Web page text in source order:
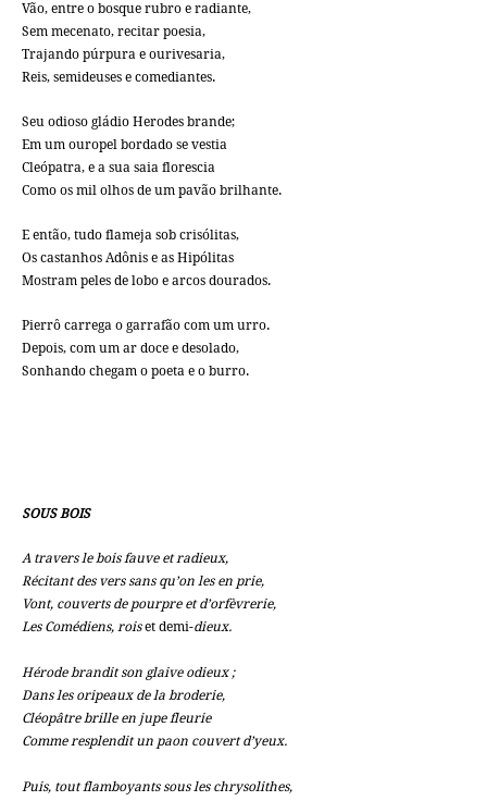
Vão, entre o bosque rubro e radiante,
Sem mecenato, recitar poesia,
Trajando púrpura e ourivesaria,
Reis, semideuses e comediantes.
Seu odioso gládio Herodes brande;
Em um ouropel bordado se vestia
Cleópatra, e a sua saia florescia
Como os mil olhos de um pavão brilhante.
E então, tudo flameja sob crisólitas,
Os castanhos Adônis e as Hipólitas
Mostram peles de lobo e arcos dourados.
Pierrô carrega o garrafão com um urro.
Depois, com um ar doce e desolado,
Sonhando chegam o poeta e o burro.
SOUS BOIS
A travers le bois fauve et radieux,
Récitant des vers sans qu’on les en prie,
Vont, couverts de pourpre et d’orfèvrerie,
Les Comédiens, roiset demi-dieux.
Hérode brandit son glaive odieux ;
Dans les oripeaux de la broderie,
Cléopâtre brille en jupe fleurie
Comme resplendit un paon couvert d’yeux.
Puis, tout flamboyants sous les chrysolithes,